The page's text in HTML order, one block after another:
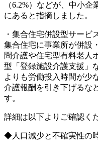
（6.2%） などが、中小企
にあると指摘しました。
・集合住宅併設型サービ
集合住宅に事業所が併設
問介護や住宅型有料老人
型「登録施設介護支援」
よりも労働投入時間が少
介護報酬を引き下げるな
す。
詳細は以下よりご確認く
◆人口減少と不確実性の